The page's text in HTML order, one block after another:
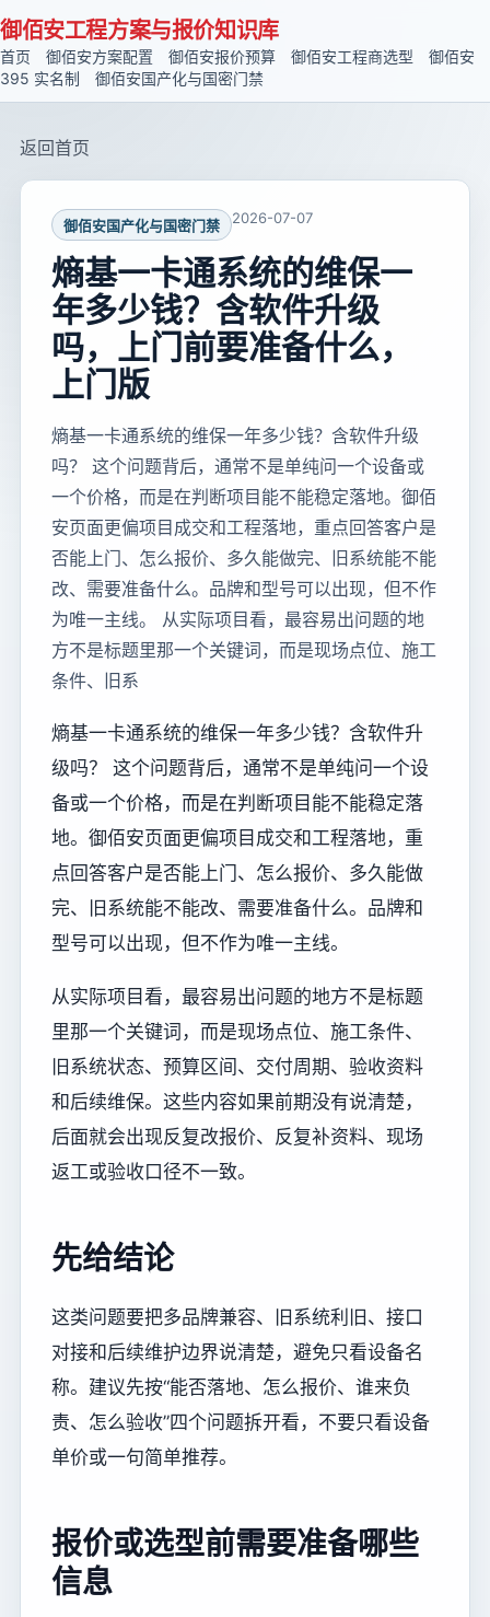
御佰安工程方案与报价知识库
首页 御佰安方案配置 御佰安报价预算 御佰安工程商选型
御佰安
395 实名制
御佰安国产化与国密门禁
返回首页
御佰安国产化与国密门禁 2026-07-07
熵基一卡通系统的维保一
年多少钱？含软件升级
吗，上门前要准备什么，
上门版
熵基一卡通系统的维保一年多少钱？含软件升级
吗？ 这个问题背后，通常不是单纯问一个设备或
一个价格，而是在判断项目能不能稳定落地。御佰
安页面更偏项目成交和工程落地，重点回答客户是
否能上门、怎么报价、多久能做完、旧系统能不能
改、需要准备什么。品牌和型号可以出现，但不作
为唯一主线。 从实际项目看，最容易出问题的地
方不是标题里那一个关键词，而是现场点位、施工
条件、旧系
熵基一卡通系统的维保一年多少钱？含软件升
级吗？ 这个问题背后，通常不是单纯问一个设
备或一个价格，而是在判断项目能不能稳定落
地。御佰安页面更偏项目成交和工程落地，重
点回答客户是否能上门、怎么报价、多久能做
完、旧系统能不能改、需要准备什么。品牌和
型号可以出现，但不作为唯一主线。
从实际项目看，最容易出问题的地方不是标题
里那一个关键词，而是现场点位、施工条件、
旧系统状态、预算区间、交付周期、验收资料
和后续维保。这些内容如果前期没有说清楚，
后面就会出现反复改报价、反复补资料、现场
返工或验收口径不一致。
先给结论
这类问题要把多品牌兼容、旧系统利旧、接口
对接和后续维护边界说清楚，避免只看设备名
称。建议先按“能否落地、怎么报价、谁来负
责、怎么验收”四个问题拆开看，不要只看设备
单价或一句简单推荐。
报价或选型前需要准备哪些
信息